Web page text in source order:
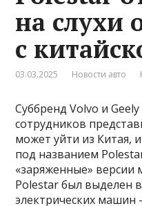
на слухи
с
03.03.2025 Новости авто
Суббренд Volvo и
сотрудников
может уйти из Китая,
под названием
«заряженные» версии
Polestar был выделен
электрических